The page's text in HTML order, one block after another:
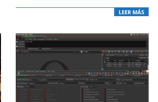
LEER MÁS